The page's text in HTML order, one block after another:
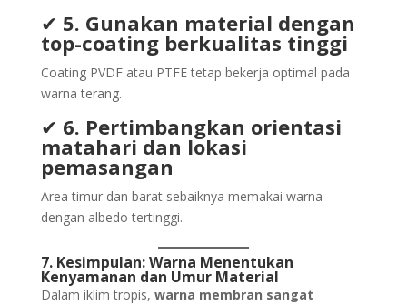
✔ 5. Gunakan material dengan
top-coating berkualitas tinggi
Coating PVDF atau PTFE tetap bekerja optimal pada
warna terang.
✔ 6. Pertimbangkan orientasi
matahari dan lokasi
pemasangan
Area timur dan barat sebaiknya memakai warna
dengan albedo tertinggi.
7. Kesimpulan: Warna Menentukan
Kenyamanan dan Umur Material
Dalam iklim tropis, warna membran sangat